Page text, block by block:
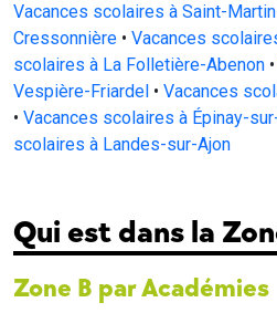
Vacances scolaires à Saint-
Cressonnière • Vacances
scolaires à La Folletière-Abenon •
Vespière-Friardel • Vacances
• Vacances scolaires à Épinay-
scolaires à Landes-sur-Ajon
Qui est dans la
Zone B par Académies